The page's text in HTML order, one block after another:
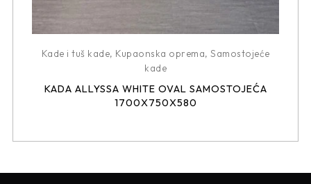
Kade i tuš kade, Kupaonska oprema, Samostojeće
kade
KADA ALLYSSA WHITE OVAL SAMOSTOJEĆA
1700X750X580